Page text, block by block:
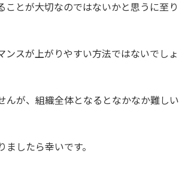
とが大切なのではないかと思うに至り
スが上がりやすい方法ではないでしょ
んが、組織全体となるとなかなか難しい
したら幸いです。